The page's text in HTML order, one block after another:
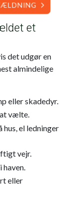
et
det udgør en
almindelige
eller skadedyr.
vælte.
el ledninger
vejr.
eller